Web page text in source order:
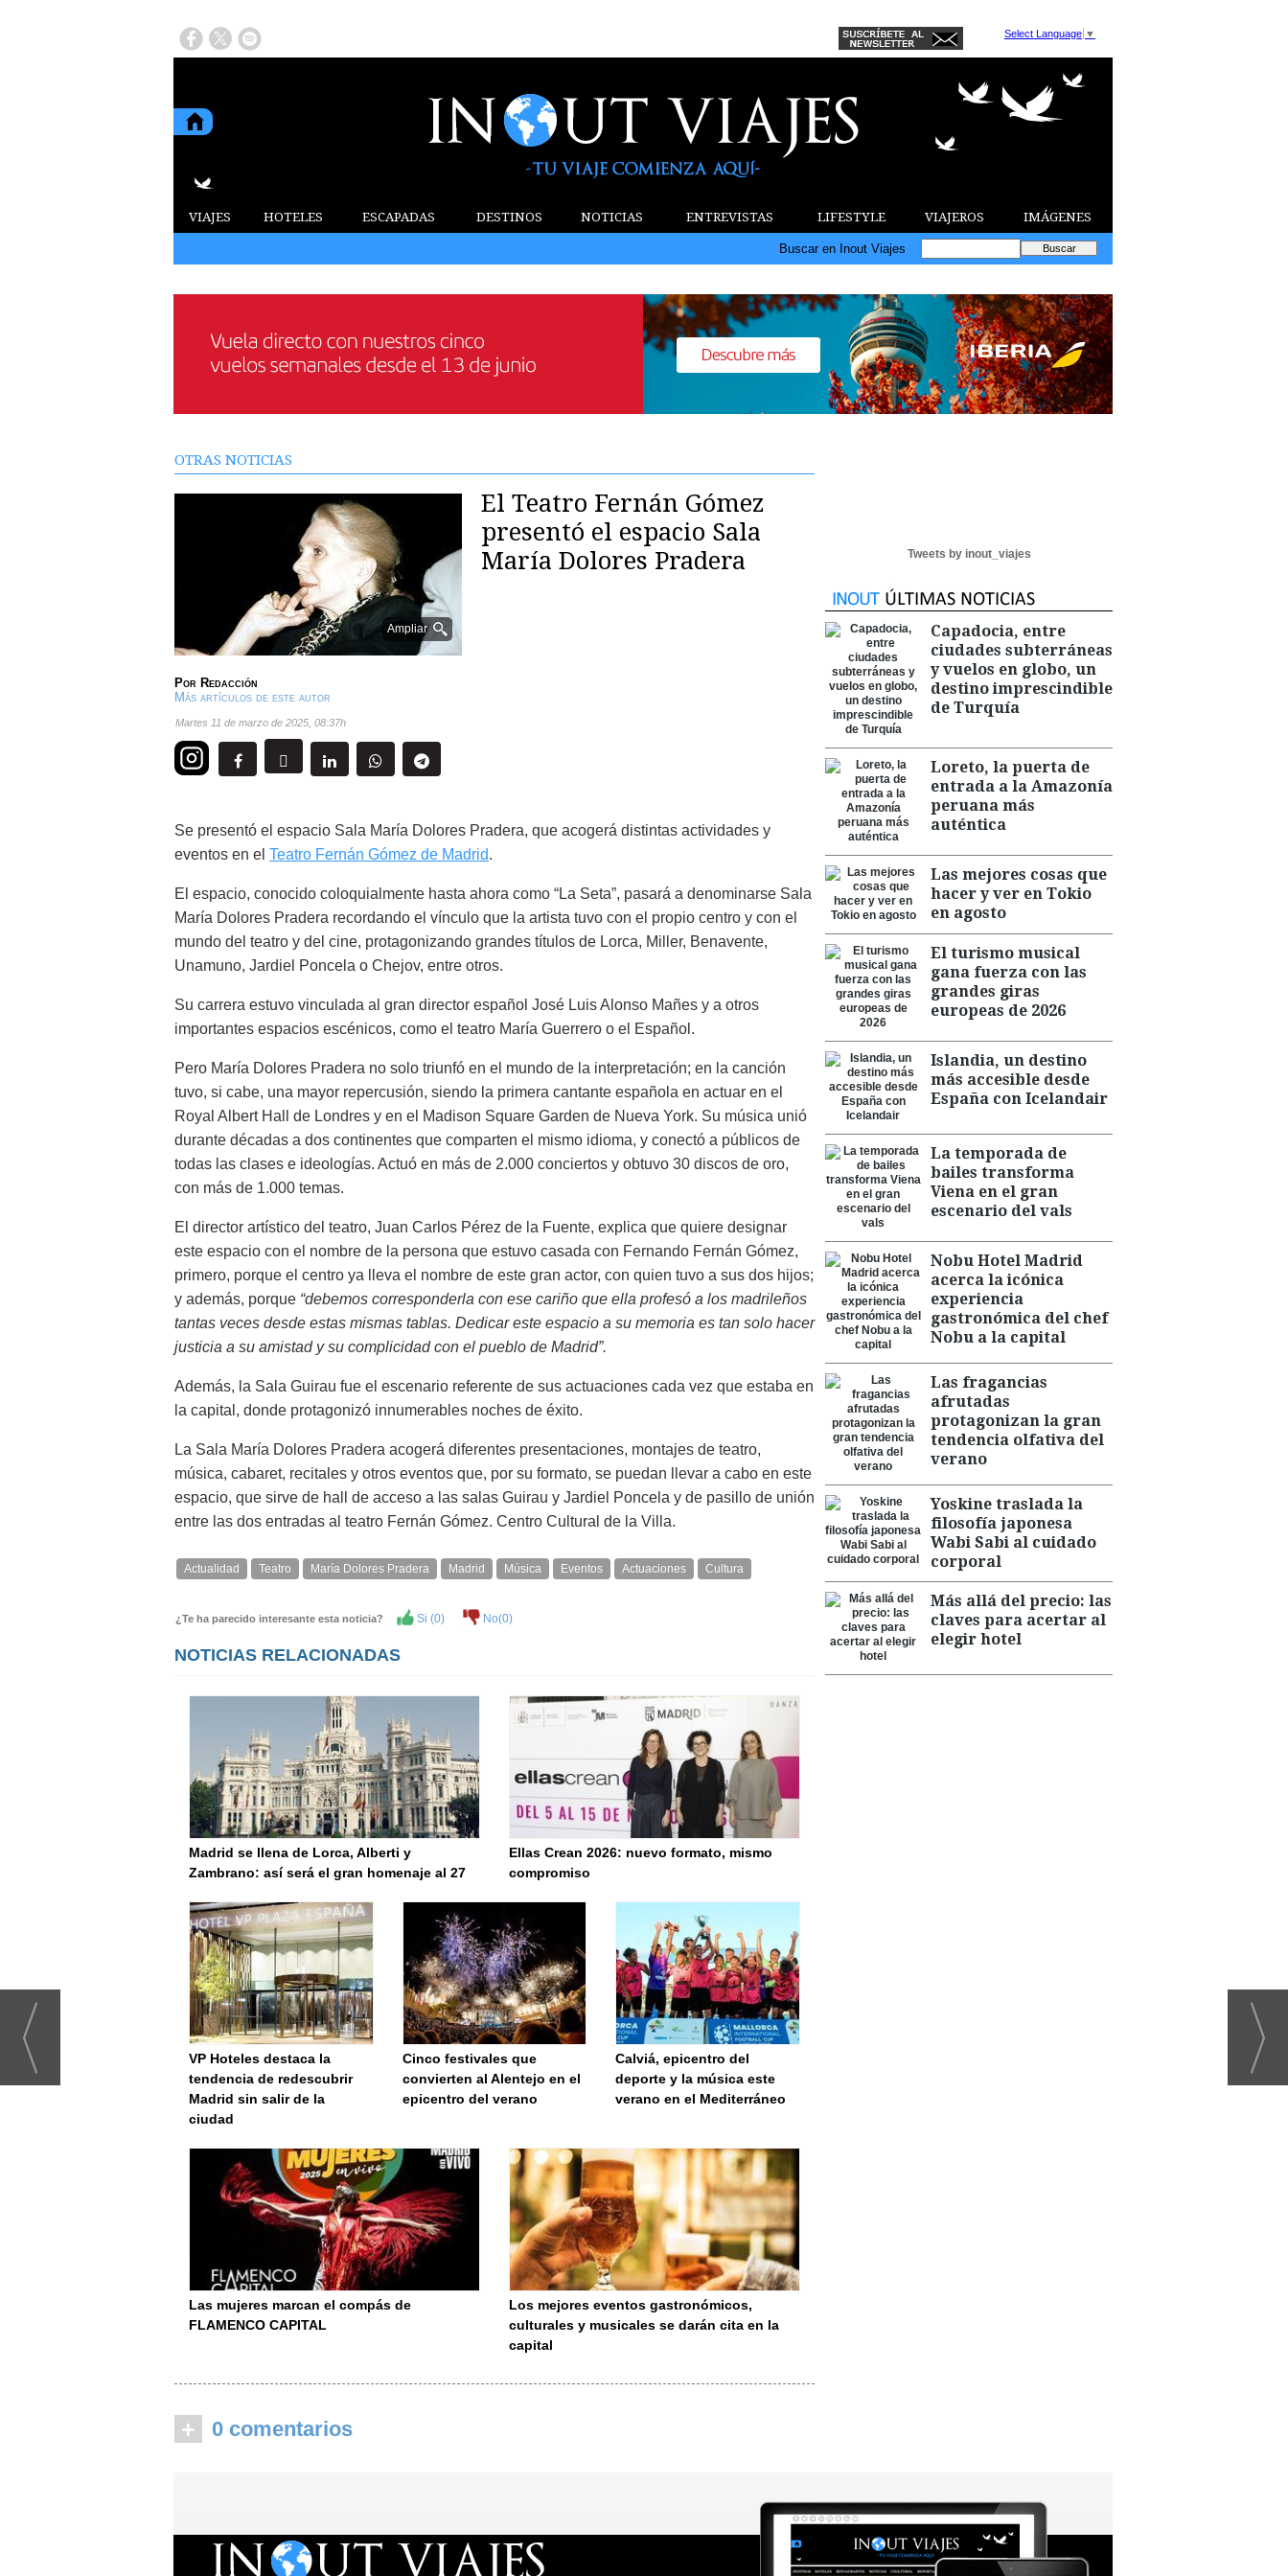
Select Language ▼
VIAJES HOTELES ESCAPADAS DESTINOS NOTICIAS ENTREVISTAS LIFESTYLE VIAJEROS IMÁGENES
Buscar en Inout Viajes
OTRAS NOTICIAS
Ampliar
El Teatro Fernán Gómez
presentó el espacio Sala
María Dolores Pradera
Por Redacción
Más artículos de este autor
martes 11 de marzo de 2025 08:37h
Se presentó el espacio Sala María Dolores Pradera, que acogerá distintas actividades y
eventos en el Teatro Fernán Gómez de Madrid.
El espacio, conocido coloquialmente hasta ahora como “La Seta”, pasará a denominarse Sala
María Dolores Pradera recordando el vínculo que la artista tuvo con el propio centro y con el
mundo del teatro y del cine, protagonizando grandes títulos de Lorca, Miller, Benavente,
Unamuno, Jardiel Poncela o Chejov, entre otros.
Su carrera estuvo vinculada al gran director español José Luis Alonso Mañes y a otros
importantes espacios escénicos, como el teatro María Guerrero o el Español.
Pero María Dolores Pradera no solo triunfó en el mundo de la interpretación; en la canción
tuvo, si cabe, una mayor repercusión, siendo la primera cantante española en actuar en el
Royal Albert Hall de Londres y en el Madison Square Garden de Nueva York. Su música unió
durante décadas a dos continentes que comparten el mismo idioma, y conectó a públicos de
todas las clases e ideologías. Actuó en más de 2.000 conciertos y obtuvo 30 discos de oro,
con más de 1.000 temas.
El director artístico del teatro, Juan Carlos Pérez de la Fuente, explica que quiere designar
este espacio con el nombre de la persona que estuvo casada con Fernando Fernán Gómez,
primero, porque el centro ya lleva el nombre de este gran actor, con quien tuvo a sus dos hijos;
y además, porque “debemos corresponderla con ese cariño que ella profesó a los madrileños
tantas veces desde estas mismas tablas. Dedicar este espacio a su memoria es tan solo hacer
justicia a su amistad y su complicidad con el pueblo de Madrid”.
Además, la Sala Guirau fue el escenario referente de sus actuaciones cada vez que estaba en
la capital, donde protagonizó innumerables noches de éxito.
La Sala María Dolores Pradera acogerá diferentes presentaciones, montajes de teatro,
música, cabaret, recitales y otros eventos que, por su formato, se puedan llevar a cabo en este
espacio, que sirve de hall de acceso a las salas Guirau y Jardiel Poncela y de pasillo de unión
entre las dos entradas al teatro Fernán Gómez. Centro Cultural de la Villa.
Actualidad Teatro María Dolores Pradera Madrid Música Eventos Actuaciones Cultura
¿Te ha parecido interesante esta noticia? Si (0) No(0)
NOTICIAS RELACIONADAS
Madrid se llena de Lorca, Alberti y
Zambrano: así será el gran homenaje al 27
Ellas Crean 2026: nuevo formato, mismo
compromiso
VP Hoteles destaca la
tendencia de redescubrir
Madrid sin salir de la
ciudad
Cinco festivales que
convierten al Alentejo en el
epicentro del verano
Calviá, epicentro del
deporte y la música este
verano en el Mediterráneo
Las mujeres marcan el compás de
FLAMENCO CAPITAL
Los mejores eventos gastronómicos,
culturales y musicales se darán cita en la
capital
+ 0 comentarios
Tweets by inout_viajes
Capadocia, entre
ciudades subterráneas
y vuelos en globo, un
destino imprescindible
de Turquía
Loreto, la puerta de
entrada a la Amazonía
peruana más
auténtica
Las mejores cosas que
hacer y ver en Tokio
en agosto
El turismo musical
gana fuerza con las
grandes giras
europeas de 2026
Islandia, un destino
más accesible desde
España con Icelandair
La temporada de
bailes transforma
Viena en el gran
escenario del vals
Nobu Hotel Madrid
acerca la icónica
experiencia
gastronómica del chef
Nobu a la capital
Las fragancias
afrutadas
protagonizan la gran
tendencia olfativa del
verano
Yoskine traslada la
filosofía japonesa
Wabi Sabi al cuidado
corporal
Más allá del precio: las
claves para acertar al
elegir hotel